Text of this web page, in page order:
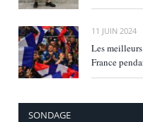
11 JUIN 2024
Les
France
SONDAGE